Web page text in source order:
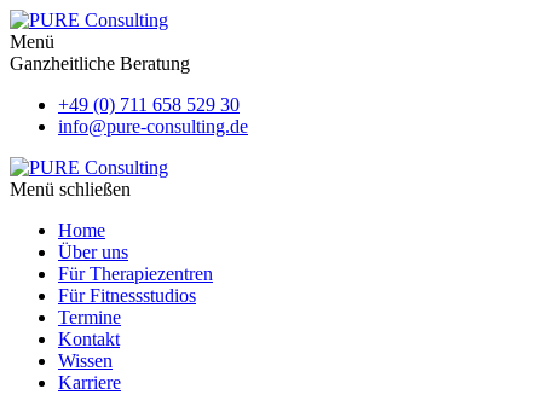
Menü
Ganzheitliche Beratung
+49 (0) 711 658 529 30
info@pure-consulting.de
Menü schließen
Home
Über uns
Für Therapiezentren
Für Fitnessstudios
Termine
Kontakt
Wissen
Karriere